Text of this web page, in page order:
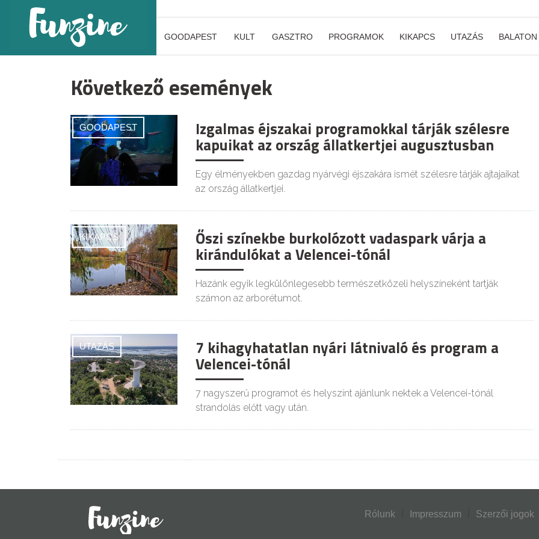
GOODAPEST KULT GASZTRO PROGRAMOK KIKAPCS UTAZÁS BALATON
Következő események
GOODAPEST Izgalmas éjszakai programokkal tárják szélesre
kapuikat az ország állatkertjei augusztusban
Egy élményekben gazdag nyárvégi éjszakára ismét szélesre tárják ajtajaikat
az ország állatkertjei.
KIKAPCS Őszi színekbe burkolózott vadaspark várja a
kirándulókat a Velencei-tónál
Hazánk egyik legkülönlegesebb természetközeli helyszíneként tartják
számon az arborétumot.
UTAZÁS 7 kihagyhatatlan nyári látnivaló és program a
Velencei-tónál
7 nagyszerű programot és helyszínt ajánlunk nektek a Velencei-tónál
strandolás előtt vagy után.
Rólunk Impresszum Szerzői jogok